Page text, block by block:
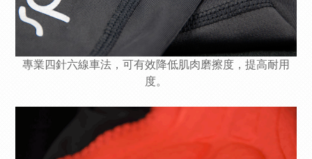
專業四針六線車法，可有效降低肌肉磨擦度，提高耐用
度。